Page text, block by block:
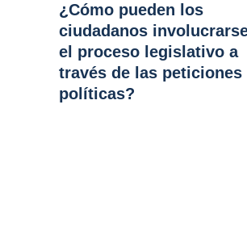
¿Cómo pueden los
ciudadanos
el proceso legislativo a
través de las peticiones
políticas?